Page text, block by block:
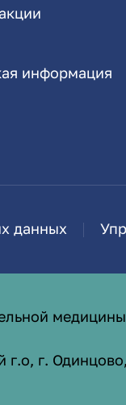
информация
данных
г.о, г.